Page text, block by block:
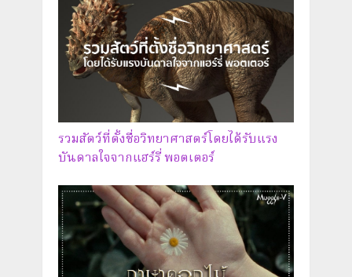
รวมสัตว์ที่ตั้งชื่อวิทยาศาสตร์โดยได้รับแรง
บันดาลใจจากแฮร์รี่ พอตเตอร์